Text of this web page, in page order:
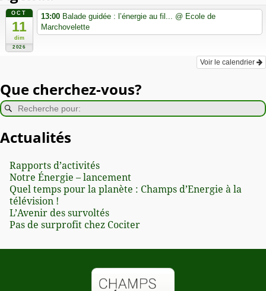
OCT
11
dim
2026
13:00 Balade guidée : l’énergie au fil... @ Ecole de
Marchovelette
Voir le calendrier
Que cherchez-vous?
Actualités
Rapports d’activités
Notre Énergie – lancement
Quel temps pour la planète : Champs d’Energie à la
télévision !
L’Avenir des survoltés
Pas de surprofit chez Cociter